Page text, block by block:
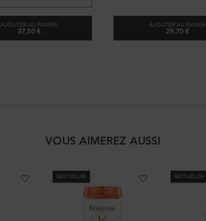
AJOUTER AU PANIER
37,50 €
AJOUTER AU PANIER
29,70 €
VOUS AIMEREZ AUSSI
BEST-SELLER BEST-SELLER